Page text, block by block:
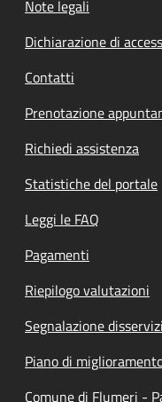
Note legali
Dichiarazione di
Contatti
Prenotazione
Richiedi assistenza
Statistiche del portale
Leggi le FAQ
Pagamenti
Riepilogo valutazioni
Segnalazione
Piano di
Comune di Flumeri -